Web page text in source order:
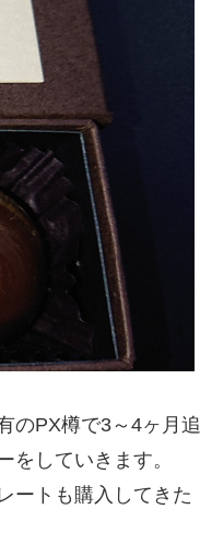
のPX樽で3～4ヶ月追
していきます。
ートも購入してきた